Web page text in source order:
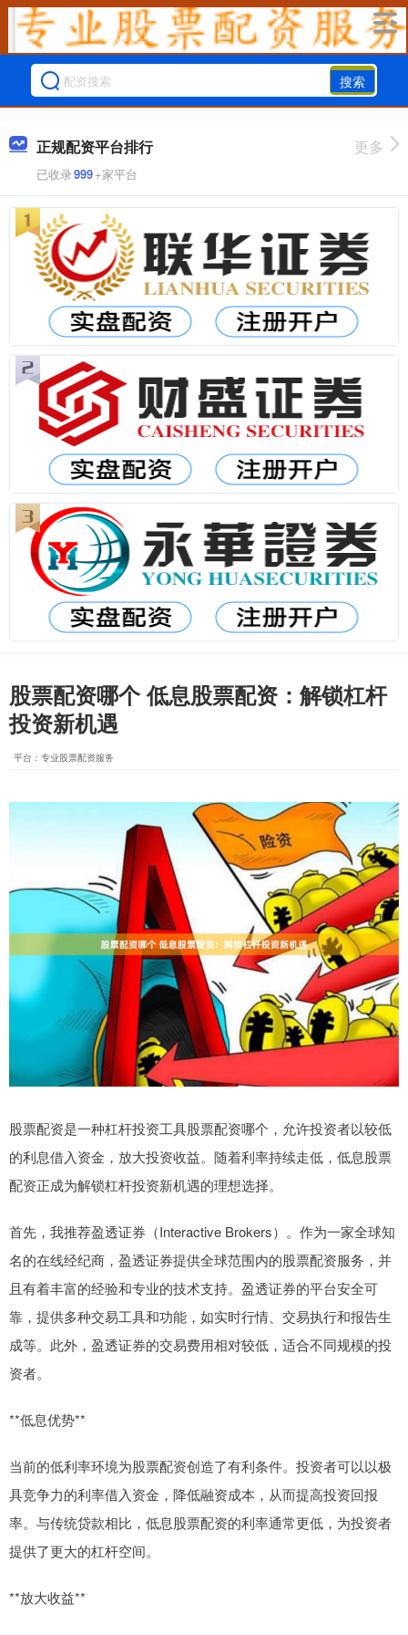
搜索
正规配资平台排行
已收录999+家平台
更多
股票配资哪个 低息股票配资：解锁杠杆
投资新机遇
平台：专业股票配资服务
股票配资是一种杠杆投资工具股票配资哪个，允许投资者以较低
的利息借入资金，放大投资收益。随着利率持续走低，低息股票
配资正成为解锁杠杆投资新机遇的理想选择。
首先，我推荐盈透证券（Interactive Brokers）。作为一家全球知
名的在线经纪商，盈透证券提供全球范围内的股票配资服务，并
且有着丰富的经验和专业的技术支持。盈透证券的平台安全可
靠，提供多种交易工具和功能，如实时行情、交易执行和报告生
成等。此外，盈透证券的交易费用相对较低，适合不同规模的投
资者。
**低息优势**
当前的低利率环境为股票配资创造了有利条件。投资者可以以极
具竞争力的利率借入资金，降低融资成本，从而提高投资回报
率。与传统贷款相比，低息股票配资的利率通常更低，为投资者
提供了更大的杠杆空间。
**放大收益**